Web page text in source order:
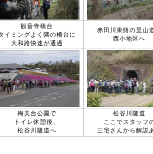
観音寺橋台
イミングよく隣の橋台に
大和路快速が通過
赤田川東側の里山
西小地区へ
梅美台公園で
トイレ休憩後、
松谷川隧道へ
松谷川隧道
ここでスタッフ
三宅さんから解説